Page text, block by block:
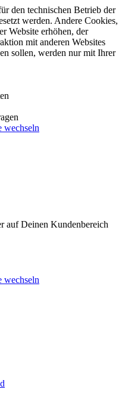
den technischen Betrieb der
werden. Andere Cookies,
Website erhöhen, der
mit anderen Websites
sollen, werden nur mit Ihrer
auf Deinen Kundenbereich